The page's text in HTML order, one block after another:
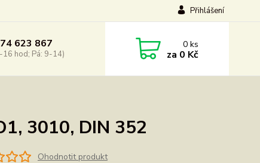
Přihlášení
623 867
16 hod; Pá: 9-14)
0ks
za 0 Kč
3010, DIN 352
Ohodnotit produkt